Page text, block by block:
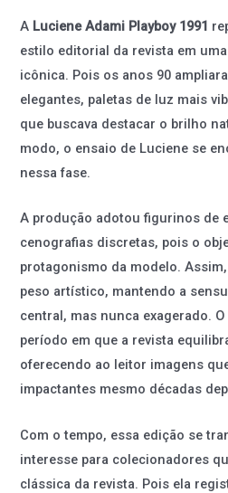
A Luciene Adami Playboy 1991
estilo editorial da revista em
icônica. Pois os anos 90
elegantes, paletas de luz mais
que buscava destacar o brilho
modo, o ensaio de Luciene se
nessa fase.
A produção adotou figurinos de
cenografias discretas, pois o
protagonismo da modelo.
peso artístico, mantendo a
central, mas nunca exagerado.
período em que a revista
oferecendo ao leitor imagens
impactantes mesmo décadas
Com o tempo, essa edição se
interesse para colecionadores
clássica da revista. Pois ela